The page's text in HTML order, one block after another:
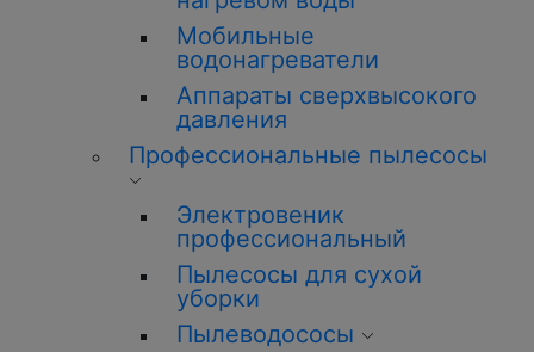
Мобильные
водонагреватели
Аппараты сверхвысокого
давления
Профессиональные пылесосы
Электровеник
профессиональный
Пылесосы для сухой
уборки
Пылеводососы